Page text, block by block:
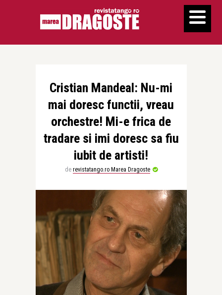
Cristian Mandeal: Nu-mi
mai doresc functii, vreau
orchestre! Mi-e frica de
tradare si imi doresc sa fiu
iubit de artisti!
de revistatango.ro Marea Dragoste